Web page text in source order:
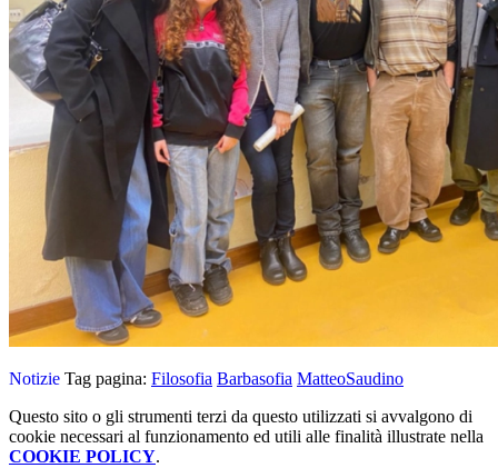
Notizie Tag pagina: Filosofia Barbasofia MatteoSaudino
Questo sito o gli strumenti terzi da questo utilizzati si avvalgono di
cookie necessari al funzionamento ed utili alle finalità illustrate nella
COOKIE POLICY.